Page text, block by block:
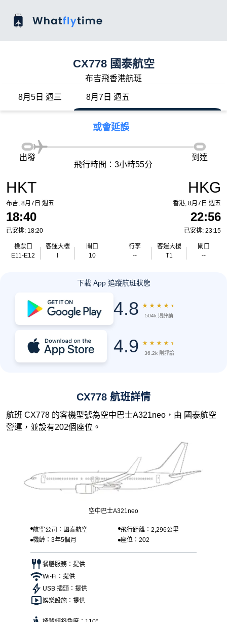
CX778 國泰航空
布吉飛香港航班
8月5日 週三 8月7日 週五
或會延誤
HKT
布吉, 8月7日 週五
18:40
已安排: 18:20
檢票口
E11-E12
客運大樓
閘口
10
出發
飛行時間：3小時55分
到達
HKG
香港, 8月7日 週五
22:56
已安排: 23:15
行李
--
客運大樓
T1
閘口
--
下載 App 追蹤航班狀態
4.8 ★ ★ ★ ★ ★
504k 則評論
4.9 ★ ★ ★ ★ ★
36.2k 則評論
CX778 航班詳情
航班 CX778 的客機型號為空中巴士A321neo，由 國泰航空
營運，並設有202個座位。
空中巴士A321neo
航空公司：國泰航空
飛行距離：2,296公里
機齡：3年5個月
座位：202
餐膳服務：提供
Wi-Fi：提供
USB 插頭：提供
娛樂設施：提供